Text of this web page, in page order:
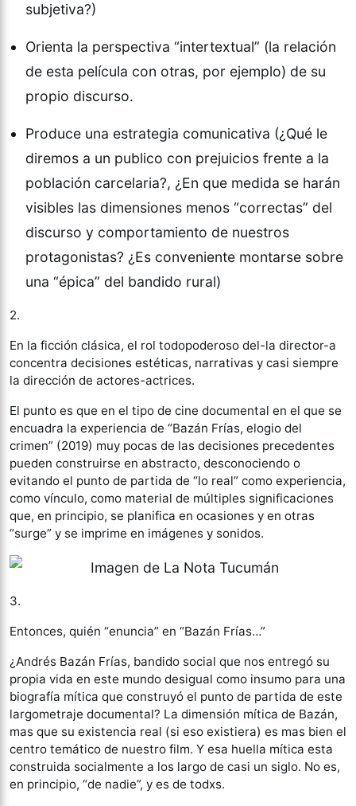
subjetiva?)
Orienta la perspectiva “intertextual” (la relación
de esta película con otras, por ejemplo) de su
propio discurso.
Produce una estrategia comunicativa (¿Qué le
diremos a un publico con prejuicios frente a la
población carcelaria?, ¿En que medida se harán
visibles las dimensiones menos “correctas” del
discurso y comportamiento de nuestros
protagonistas? ¿Es conveniente montarse sobre
una “épica” del bandido rural)
2.
En la ficción clásica, el rol todopoderoso del-la director-a
concentra decisiones estéticas, narrativas y casi siempre
la dirección de actores-actrices.
El punto es que en el tipo de cine documental en el que se
encuadra la experiencia de “Bazán Frías, elogio del
crimen” (2019) muy pocas de las decisiones precedentes
pueden construirse en abstracto, desconociendo o
evitando el punto de partida de “lo real” como experiencia,
como vínculo, como material de múltiples significaciones
que, en principio, se planifica en ocasiones y en otras
“surge” y se imprime en imágenes y sonidos.
3.
Entonces, quién “enuncia” en “Bazán Frías…”
¿Andrés Bazán Frías, bandido social que nos entregó su
propia vida en este mundo desigual como insumo para una
biografía mítica que construyó el punto de partida de este
largometraje documental? La dimensión mítica de Bazán,
mas que su existencia real (si eso existiera) es mas bien el
centro temático de nuestro film. Y esa huella mítica esta
construida socialmente a los largo de casi un siglo. No es,
en principio, “de nadie”, y es de todxs.